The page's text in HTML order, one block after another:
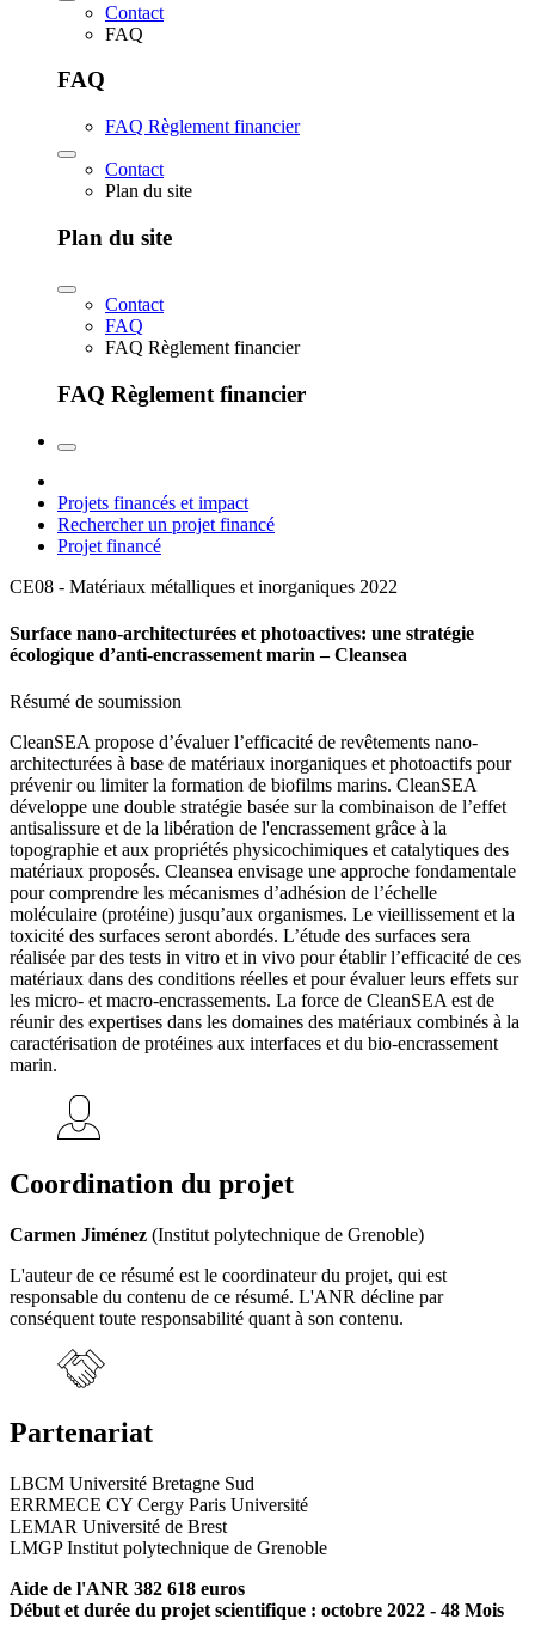
Contact
FAQ
FAQ
FAQ Règlement financier
Contact
Plan du site
Plan du site
Contact
FAQ
FAQ Règlement financier
FAQ Règlement financier
Projets financés et impact
Rechercher un projet financé
Projet financé
CE08 - Matériaux métalliques et inorganiques 2022
Surface nano-architecturées et photoactives: une stratégie
écologique d’anti-encrassement marin – Cleansea
Résumé de soumission
CleanSEA propose d’évaluer l’efficacité de revêtements nano-
architecturées à base de matériaux inorganiques et photoactifs pour
prévenir ou limiter la formation de biofilms marins. CleanSEA
développe une double stratégie basée sur la combinaison de l’effet
antisalissure et de la libération de l'encrassement grâce à la
topographie et aux propriétés physicochimiques et catalytiques des
matériaux proposés. Cleansea envisage une approche fondamentale
pour comprendre les mécanismes d’adhésion de l’échelle
moléculaire (protéine) jusqu’aux organismes. Le vieillissement et la
toxicité des surfaces seront abordés. L’étude des surfaces sera
réalisée par des tests in vitro et in vivo pour établir l’efficacité de ces
matériaux dans des conditions réelles et pour évaluer leurs effets sur
les micro- et macro-encrassements. La force de CleanSEA est de
réunir des expertises dans les domaines des matériaux combinés à la
caractérisation de protéines aux interfaces et du bio-encrassement
marin.
Coordination du projet
Carmen Jiménez (Institut polytechnique de Grenoble)
L'auteur de ce résumé est le coordinateur du projet, qui est
responsable du contenu de ce résumé. L'ANR décline par
conséquent toute responsabilité quant à son contenu.
Partenariat
LBCM Université Bretagne Sud
ERRMECE CY Cergy Paris Université
LEMAR Université de Brest
LMGP Institut polytechnique de Grenoble
Aide de l'ANR 382 618 euros
Début et durée du projet scientifique : octobre 2022 - 48 Mois